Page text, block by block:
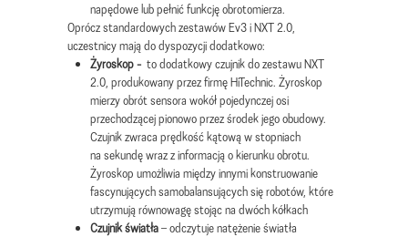
napędowe lub pełnić funkcję obrotomierza.
Oprócz standardowych zestawów Ev3 i NXT 2.0,
uczestnicy mają do dyspozycji dodatkowo:
Żyroskop - to dodatkowy czujnik do zestawu NXT
2.0, produkowany przez firmę HiTechnic. Żyroskop
mierzy obrót sensora wokół pojedynczej osi
przechodzącej pionowo przez środek jego obudowy.
Czujnik zwraca prędkość kątową w stopniach
na sekundę wraz z informacją o kierunku obrotu.
Żyroskop umożliwia między innymi konstruowanie
fascynujących samobalansujących się robotów, które
utrzymują równowagę stojąc na dwóch kółkach
Czujnik światła– odczytuje natężenie światła